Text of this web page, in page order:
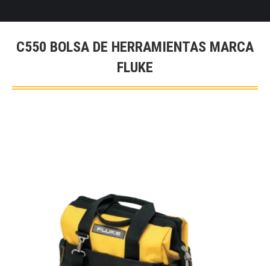
C550 BOLSA DE HERRAMIENTAS MARCA
FLUKE